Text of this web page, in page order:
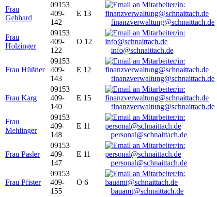
Frau
Gebhard
09153
409-
142
E 13
finanzverwaltung@schnaittach.de
Frau
Holzinger
09153
409-
122
O 12
info@schnaittach.de
Frau Hüßner
09153
409-
143
E 12
finanzverwaltung@schnaittach.de
Frau Karg
09153
409-
140
E 15
finanzverwaltung@schnaittach.de
Frau
Mehlinger
09153
409-
148
E 11
personal@schnaittach.de
Frau Pasler
09153
409-
147
E 11
personal@schnaittach.de
Frau Pfister
09153
409-
155
O 6
bauamt@schnaittach.de